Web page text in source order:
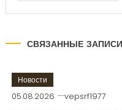
СВЯЗАННЫЕ ЗАПИСИ
Новости
05.08.2026 vepsrf1977